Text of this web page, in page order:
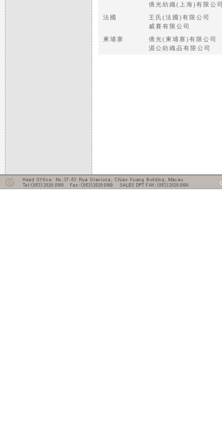
僑光紡織(上海)有限公
法國
王氏(法國)有限公司
威賽有限公司
柬埔寨
僑光(柬埔寨)有限公司
湄公紡織品有限公司